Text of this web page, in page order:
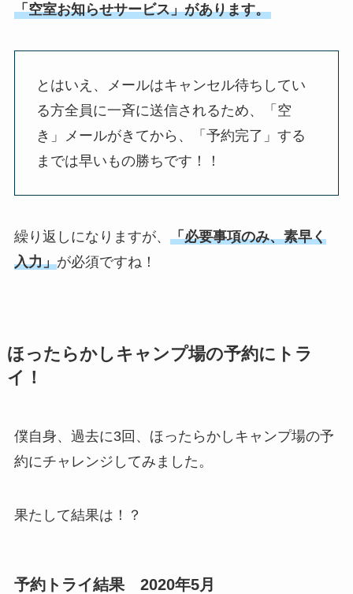
「空室お知らせサービス」があります。
とはいえ、メールはキャンセル待ちしてい
る方全員に一斉に送信されるため、「空
き」メールがきてから、「予約完了」する
までは早いもの勝ちです！！
繰り返しになりますが、 「必要事項のみ、素早く
入力」が必須ですね！
ほったらかしキャンプ場の予約にトラ
イ！
僕自身、過去に3回、ほったらかしキャンプ場の予
約にチャレンジしてみました。
果たして結果は！？
予約トライ結果 2020年5月